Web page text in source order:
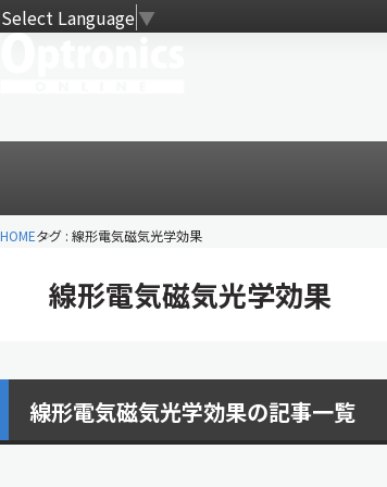
Select Language▼
HOMEタグ : 線形電気磁気光学効果
線形電気磁気光学効果
線形電気磁気光学効果の記事一覧